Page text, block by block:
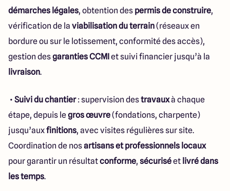
démarches légales, obtention des permis de construire,
vérification de la viabilisation du terrain(réseaux en
bordure ou sur le lotissement, conformité des accès),
gestion desgaranties CCMI et suivi financier jusqu’à la
livraison.
• Suivi du chantier: supervision destravauxà chaque
étape, depuis legros œuvre(fondations, charpente)
jusqu’auxfinitions, avec visites régulières sur site.
Coordination de nosartisans et professionnels locaux
pour garantir un résultatconforme, sécuriséet livré dans
les temps.